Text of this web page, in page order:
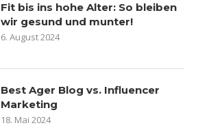
Fit bis ins hohe Alter: So bleiben
wir gesund und munter!
6. August 2024
Best Ager Blog vs. Influencer
Marketing
18. Mai 2024